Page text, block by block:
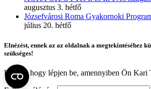
augusztus 3. hétfő
Józsefvárosi Roma Gyakornoki
július 20. hétfő
Elnézést, ennek az az oldalnak a megtekintéséhez
szükséges!
Kérjük, hogy lépjen be, amennyiben Ön Kari